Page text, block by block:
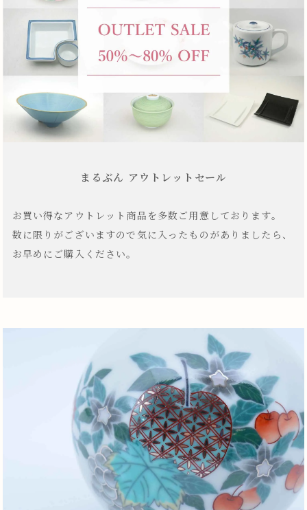
まるぶん アウトレットセール
お買い得なアウトレット商品を多数ご用意しております。
数に限りがございますので気に入ったものがありましたら、
お早めにご購入ください。